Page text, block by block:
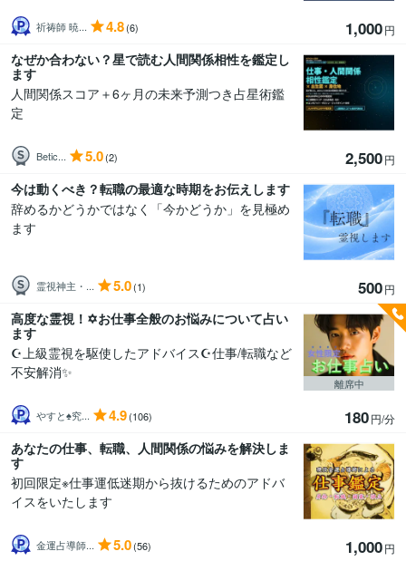
祈祷師 暁... 4.8(6) 1,000円
なぜか合わない？星で読む人間関係相性を鑑定し
ます
人間関係スコア＋6ヶ月の未来予測つき占星術鑑
定
Betic... 5.0(2) 2,500円
今は動くべき？転職の最適な時期をお伝えします
辞めるかどうかではなく「今かどうか」を見極め
ます
霊視神主・... 5.0(1) 500円
高度な霊視！✡️お仕事全般のお悩みについて占い
ます
☪️上級霊視を駆使したアドバイス☪️仕事/転職など
不安解消✨
やすと♠究... 4.9(106) 180円/分
離席中
あなたの仕事、転職、人間関係の悩みを解決しま
す
初回限定※仕事運低迷期から抜けるためのアドバ
イスをいたします
金運占導師... 5.0(56) 1,000円